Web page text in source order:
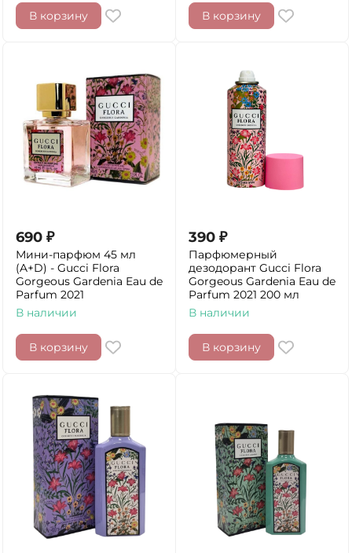
В корзину В корзину
690 ₽
Мини-парфюм 45 мл
(A+D) - Gucci Flora
Gorgeous Gardenia Eau de
Parfum 2021
В наличии
В корзину
390 ₽
Парфюмерный
дезодорант Gucci Flora
Gorgeous Gardenia Eau de
Parfum 2021 200 мл
В наличии
В корзину